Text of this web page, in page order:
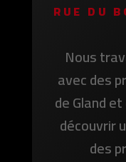
RUE DU
Nous
avec des
de Gland
découvrir
des